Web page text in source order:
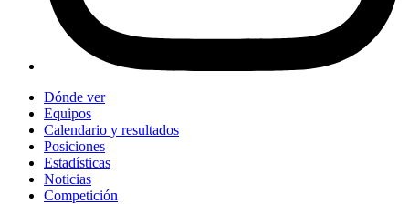
Dónde ver
Equipos
Calendario y resultados
Posiciones
Estadísticas
Noticias
Competición